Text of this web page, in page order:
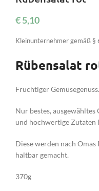
€5,10
Kleinunternehmer gemäß §
Rübensalat
Fruchtiger Gemüsegenuss.
Nur bestes, ausgewähltes
und hochwertige Zutaten
Diese werden nach
haltbar gemacht.
370g